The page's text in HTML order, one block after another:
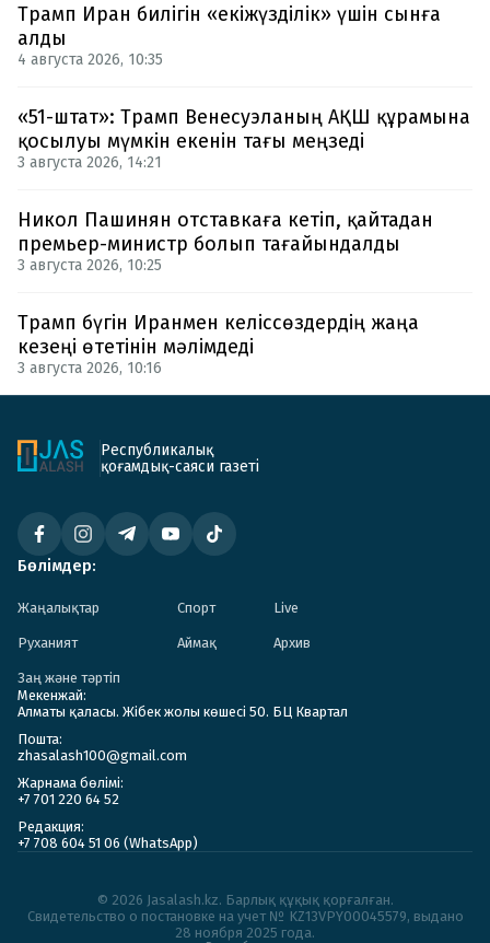
Трамп Иран билігін «екіжүзділік» үшін сынға
алды
4 августа 2026, 10:35
«51-штат»: Трамп Венесуэланың АҚШ құрамына
қосылуы мүмкін екенін тағы меңзеді
3 августа 2026, 14:21
Никол Пашинян отставкаға кетіп, қайтадан
премьер-министр болып тағайындалды
3 августа 2026, 10:25
Трамп бүгін Иранмен келіссөздердің жаңа
кезеңі өтетінін мәлімдеді
3 августа 2026, 10:16
Республикалық
қоғамдық-саяси газеті
Бөлімдер:
Жаңалықтар Спорт Live
Руханият Аймақ Архив
Заң және тәртіп
Мекенжай:
Алматы қаласы. Жібек жолы көшесі 50. БЦ Квартал
Пошта:
zhasalash100@gmail.com
Жарнама бөлімі:
+7 701 220 64 52
Редакция:
+7 708 604 51 06 (WhatsApp)
© 2026 Jasalash.kz. Барлық құқық қорғалған.
Cвидетельство о постановке на учет № KZ13VPY00045579, выдано
28 ноября 2025 года.